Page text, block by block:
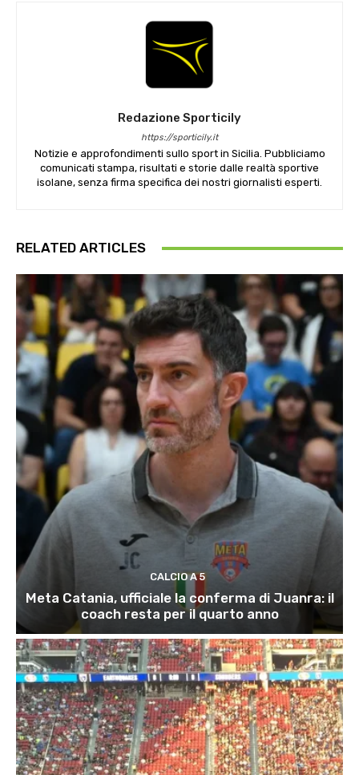
Redazione Sporticily
https://sporticily.it
Notizie e approfondimenti sullo sport in Sicilia. Pubbliciamo
comunicati stampa, risultati e storie dalle realtà sportive
isolane, senza firma specifica dei nostri giornalisti esperti.
RELATED ARTICLES
CALCIO A 5
Meta Catania, ufficiale la conferma di Juanra: il
coach resta per il quarto anno